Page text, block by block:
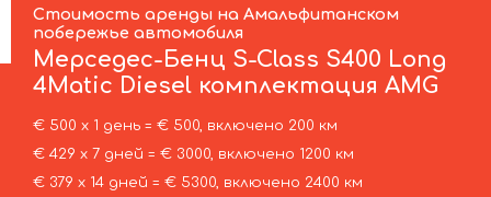
Стоимость аренды на Амальфитанском
побережье автомобиля
Мерседес-Бенц S-Class S400 Long
4Matic Diesel комплектация AMG
€ 500 х 1 день = € 500, включено 200 км
€ 429 х 7 дней = € 3000, включено 1200 км
€ 379 х 14 дней = € 5300, включено 2400 км